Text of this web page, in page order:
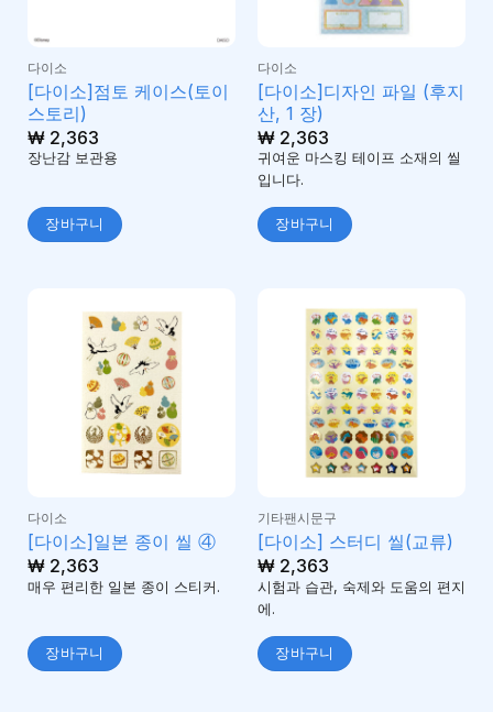
다이소
[다이소]점토 케이스(토이
스토리)
₩2,363
장난감 보관용
장바구니
다이소
[다이소]디자인 파일 (후지
산, 1 장)
₩2,363
귀여운 마스킹 테이프 소재의 씰
입니다.
장바구니
다이소
[다이소]일본 종이 씰 ④
₩2,363
매우 편리한 일본 종이 스티커.
장바구니
기타팬시문구
[다이소] 스터디 씰(교류)
₩2,363
시험과 습관, 숙제와 도움의 편지
에.
장바구니